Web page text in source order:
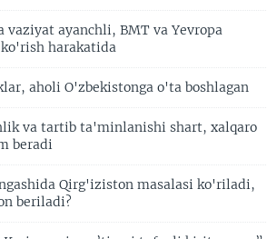
vaziyat ayanchli, BMT va Yevropa
harakatida
aholi O'zbekistonga o'ta boshlagan
va tartib ta'minlanishi shart, xalqaro
beradi
Qirg'iziston masalasi ko'riladi,
beriladi?